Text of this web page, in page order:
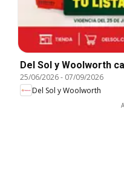
Del Sol y Woolworth
25/06/2026- 07/09/2026
Del Sol y Woolworth